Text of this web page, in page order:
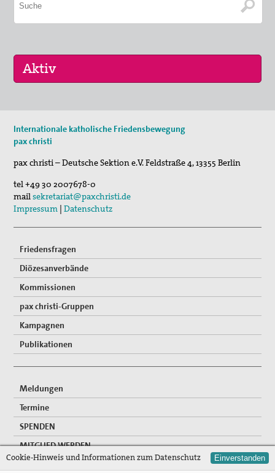
Internationale katholische Friedensbewegung
pax christi
pax christi – Deutsche Sektion e.V.Feldstraße 4,13355 Berlin
tel+49 30 2007678-0
mailsekretariat@paxchristi.de
Impressum |Datenschutz
Friedensfragen
Diözesanverbände
Kommissionen
pax christi-Gruppen
Kampagnen
Publikationen
Meldungen
Termine
SPENDEN
MITGLIED WERDEN
Cookie-Hinweis und Informationen zum Datenschutz Einverstanden